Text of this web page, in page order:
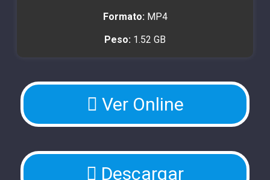
Formato: MP4
Peso: 1.52 GB
Ver Online
Descargar